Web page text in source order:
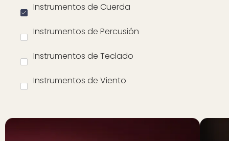
Instrumentos de Cuerda
Instrumentos de Percusión
Instrumentos de Teclado
Instrumentos de Viento